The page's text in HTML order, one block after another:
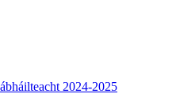
2024-2025